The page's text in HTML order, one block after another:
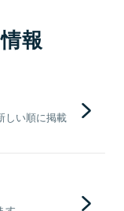
報
しい順に掲載